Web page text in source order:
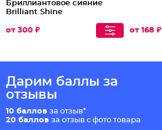
Бриллиантовое сияние
Brilliant Shine
от 300 ₽ от 168 ₽
Дарим баллы за
отзывы
10 баллов за отзыв*
20 баллов за отзыв с фото товара